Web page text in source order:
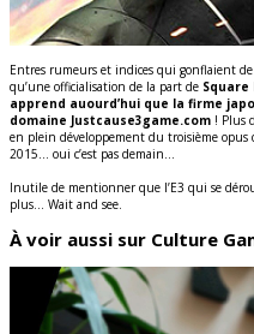
Entres rumeurs et indices qui gonflaient
qu’une officialisation de la part de Square
apprend auourd’hui que la firme
domaine Justcause3game.com ! Plus
en plein développement du troisième
2015… oui c’est pas demain…
Inutile de mentionner que l’E3 qui se
plus… Wait and see.
À voir aussi sur Culture